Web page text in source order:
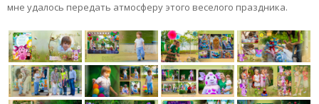
мне удалось передать атмосферу этого веселого праздника.